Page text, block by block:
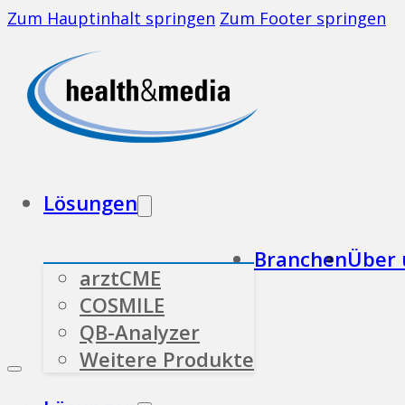
Zum Hauptinhalt springen Zum Footer springen
Lösungen
arztCME
COSMILE
QB-Analyzer
Weitere Produkte
BranchenÜber